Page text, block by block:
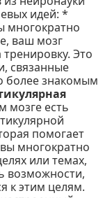
идей: *
многократно
ваш мозг
Это
связанные
более знакомым
мозге есть
помогает
многократно
или темах,
возможности,
к этим целям.